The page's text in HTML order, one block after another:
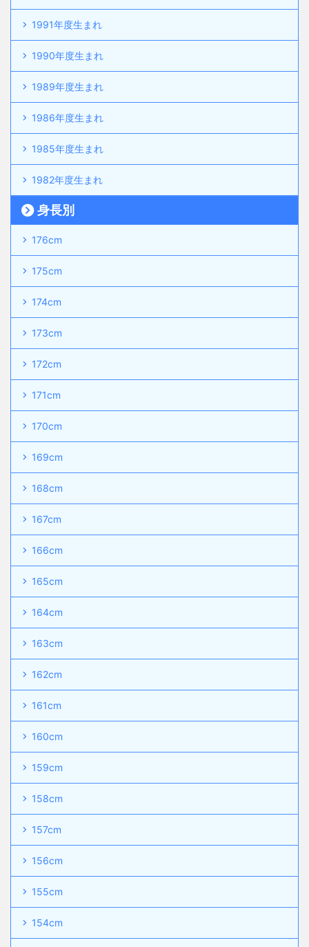
1991年度生まれ
1990年度生まれ
1989年度生まれ
1986年度生まれ
1985年度生まれ
1982年度生まれ
身長別
176cm
175cm
174cm
173cm
172cm
171cm
170cm
169cm
168cm
167cm
166cm
165cm
164cm
163cm
162cm
161cm
160cm
159cm
158cm
157cm
156cm
155cm
154cm